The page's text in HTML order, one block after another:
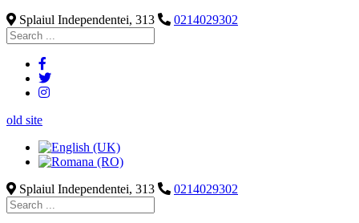
Splaiul Independentei, 313
0214029302
old site
Splaiul Independentei, 313 0214029302